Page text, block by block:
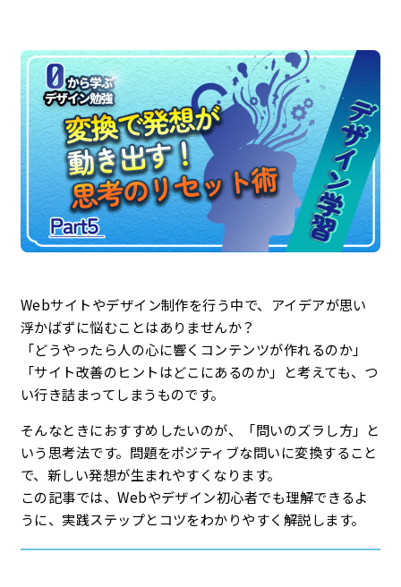
お客様の声
会社概要
企業理念
最新情報
お知らせ
お問い合わせ
プライバシーポリシー
Webサイトやデザイン制作を行う中で、アイデアが思い
浮かばずに悩むことはありませんか？
「どうやったら人の心に響くコンテンツが作れるのか」
「サイト改善のヒントはどこにあるのか」と考えても、つ
い行き詰まってしまうものです。
そんなときにおすすめしたいのが、「問いのズラし方」と
いう思考法です。問題をポジティブな問いに変換すること
で、新しい発想が生まれやすくなります。
この記事では、Webやデザイン初心者でも理解できるよ
うに、実践ステップとコツをわかりやすく解説します。